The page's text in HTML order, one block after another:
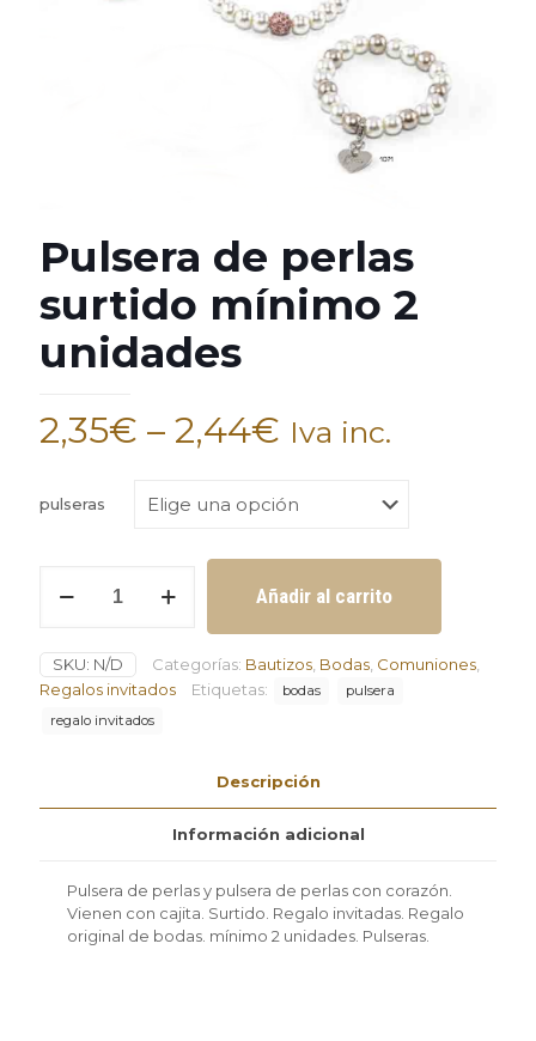
Pulsera de perlas
surtido mínimo 2
unidades
2,35€ – 2,44€ Iva inc.
pulseras
mínimo
2
unidades
Añadir al carrito
SKU: N/D Categorías: Bautizos, Bodas, Comuniones,
Regalos invitados
Etiquetas: bodas
pulsera
regalo invitados
Descripción
Información adicional
Pulsera de perlas y pulsera de perlas con corazón.
Vienen con cajita. Surtido. Regalo invitadas. Regalo
original de bodas. mínimo 2 unidades. Pulseras.